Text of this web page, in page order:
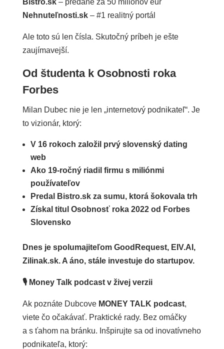
Nehnuteľnosti.sk– #1 realitný portál
Ale toto sú len čísla. Skutočný príbeh je ešte
zaujímavejší.
Od študenta k Osobnosti roka
Forbes
Milan Dubec nie je len „internetový podnikateľ“. Je
to vizionár, ktorý:
V 16 rokoch založil prvý slovenský dating
web
Ako 19-ročný riadil firmu s miliónmi
používateľov
Predal Bistro.sk za sumu, ktorá šokovala trh
Získal titul Osobnosť roka 2022 od Forbes
Slovensko
Dnes je spolumajiteľom GoodRequest, EIV.AI,
Zilinak.sk. A áno, stále investuje do startupov.
🎙️Money Talk podcast v živej verzii
Ak poznáte Dubcove MONEY TALK podcast,
viete čo očakávať. Praktické rady. Bez omáčky
a s ťahom na bránku. Inšpirujte sa od inovatívneho
podnikateľa, ktorý: